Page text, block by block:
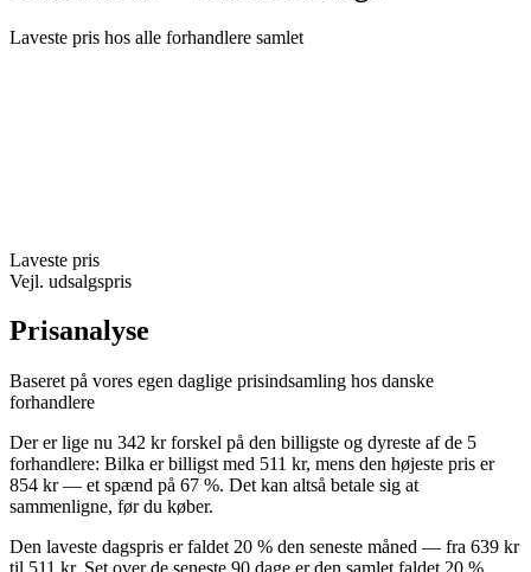
Laveste pris hos alle forhandlere samlet
Laveste pris
Vejl. udsalgspris
Prisanalyse
Baseret på vores egen daglige prisindsamling hos danske
forhandlere
Der er lige nu 342 kr forskel på den billigste og dyreste af de 5
forhandlere: Bilka er billigst med 511 kr, mens den højeste pris er
854 kr — et spænd på 67 %. Det kan altså betale sig at
sammenligne, før du køber.
Den laveste dagspris er faldet 20 % den seneste måned — fra 639 kr